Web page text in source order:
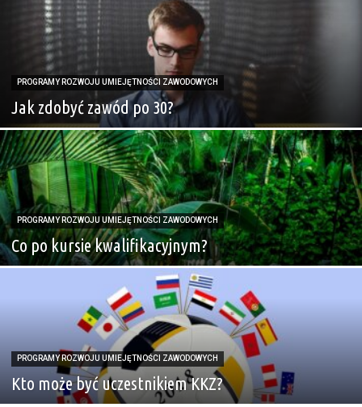
PROGRAMY ROZWOJU UMIEJĘTNOŚCI ZAWODOWYCH
Jak zdobyć zawód po 30?
PROGRAMY ROZWOJU UMIEJĘTNOŚCI ZAWODOWYCH
Co po kursie kwalifikacyjnym?
PROGRAMY ROZWOJU UMIEJĘTNOŚCI ZAWODOWYCH
Kto może być uczestnikiem KKZ?